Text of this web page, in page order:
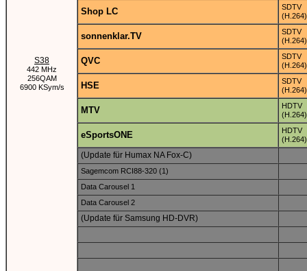
S38
442 MHz
256QAM
6900 KSym/s
Shop LC
SDTV
(H.264)
sonnenklar.TV
SDTV
(H.264)
QVC
SDTV
(H.264)
HSE
SDTV
(H.264)
MTV
HDTV
(H.264)
eSportsONE
HDTV
(H.264)
(Update für Humax NA Fox-C)
Sagemcom RCI88-320 (1)
Data Carousel 1
Data Carousel 2
(Update für Samsung HD-DVR)